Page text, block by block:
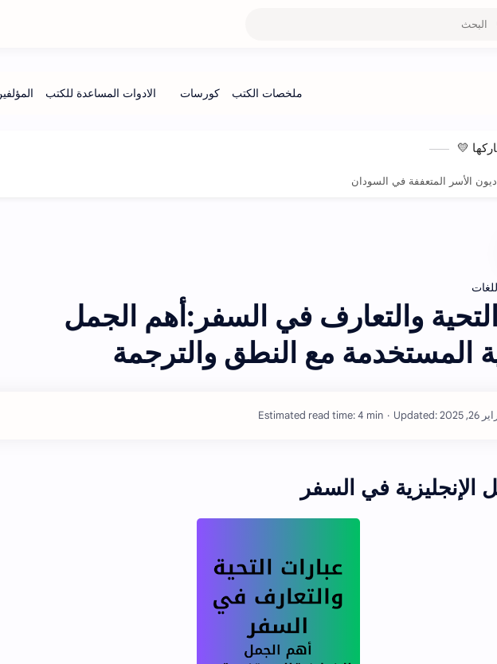
💛
الأسر المتعففة في السودان
والتعارف في السفر:أهم الجمل
المستخدمة مع النطق والترجمة
Estimated read time: 4 min
الإنجليزية في السفر